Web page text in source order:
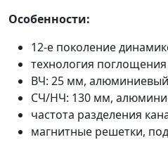
Особенности:
12-е поколение
технология
ВЧ: 25 мм, алюминиевый
СЧ/НЧ: 130 мм,
частота разделения
магнитные решетки,